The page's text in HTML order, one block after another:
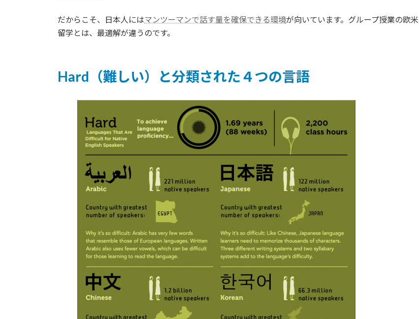
だからこそ、日本人にはマンツーマンで話す量を確保できる環境が向いています。グループ授業の欧米
留学とは、最適解が違うのです。
Hard（難しい）と分類された４つの言語